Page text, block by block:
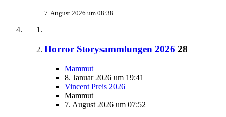
7. August 2026 um 08:38
Horror Storysammlungen 2026 28
Mammut
8. Januar 2026 um 19:41
Vincent Preis 2026
Mammut
7. August 2026 um 07:52